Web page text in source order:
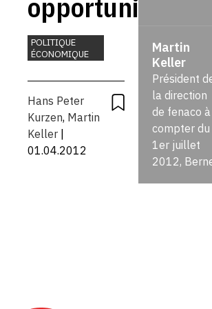
intactes
pour la
production
de denrées
alimentaires
POLITIQUE
ÉCONOMIQUE
Hans Peter
Kurzen, Martin
Keller |
01.04.2012
Martin
Keller
Président
la direction
de fenaco à
compter du
1er juillet
2012,